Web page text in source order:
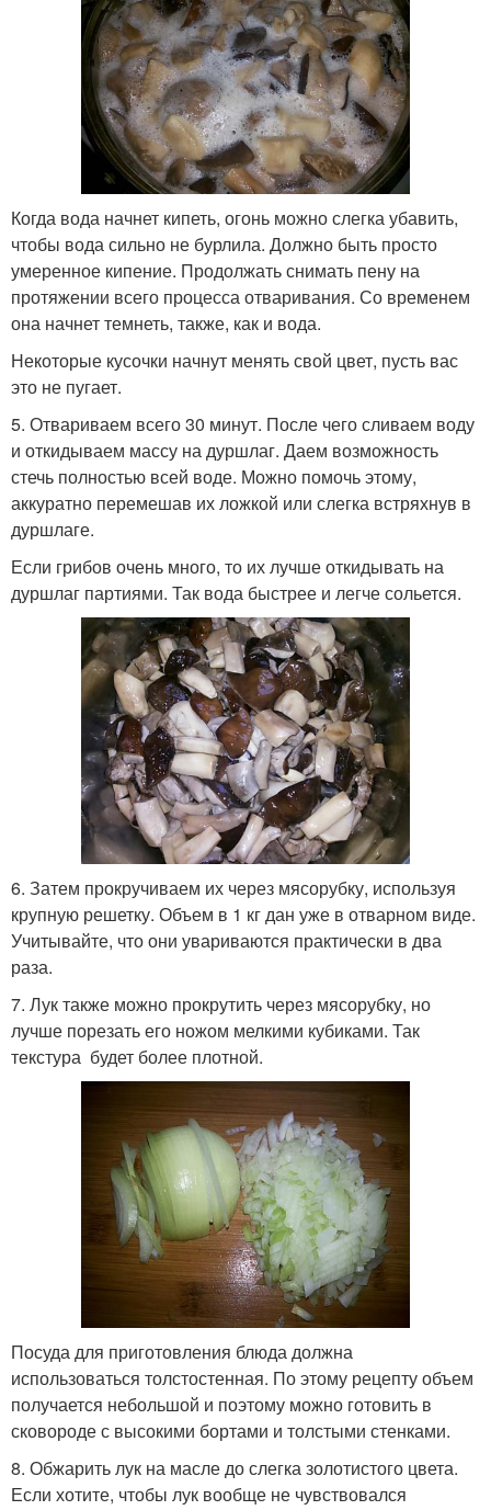
Когда вода начнет кипеть, огонь можно слегка убавить,
чтобы вода сильно не бурлила. Должно быть просто
умеренное кипение. Продолжать снимать пену на
протяжении всего процесса отваривания. Со временем
она начнет темнеть, также, как и вода.
Некоторые кусочки начнут менять свой цвет, пусть вас
это не пугает.
5. Отвариваем всего 30 минут. После чего сливаем воду
и откидываем массу на дуршлаг. Даем возможность
стечь полностью всей воде. Можно помочь этому,
аккуратно перемешав их ложкой или слегка встряхнув в
дуршлаге.
Если грибов очень много, то их лучше откидывать на
дуршлаг партиями. Так вода быстрее и легче сольется.
6. Затем прокручиваем их через мясорубку, используя
крупную решетку. Объем в 1 кг дан уже в отварном виде.
Учитывайте, что они увариваются практически в два
раза.
7. Лук также можно прокрутить через мясорубку, но
лучше порезать его ножом мелкими кубиками. Так
текстура будет более плотной.
Посуда для приготовления блюда должна
использоваться толстостенная. По этому рецепту объем
получается небольшой и поэтому можно готовить в
сковороде с высокими бортами и толстыми стенками.
8. Обжарить лук на масле до слегка золотистого цвета.
Если хотите, чтобы лук вообще не чувствовался